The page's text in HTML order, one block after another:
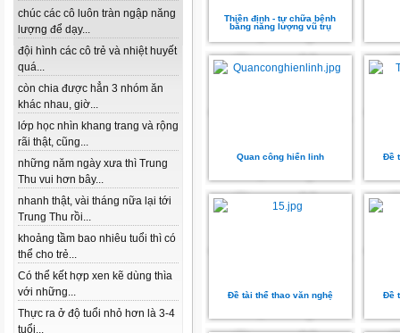
chúc các cô luôn tràn ngập năng
lượng để dạy...
đội hình các cô trẻ và nhiệt huyết
quá...
còn chia được hẳn 3 nhóm ăn
khác nhau, giờ...
lớp học nhìn khang trang và rộng
rãi thật, cũng...
những năm ngày xưa thì Trung
Thu vui hơn bây...
nhanh thật, vài tháng nữa lại tới
Trung Thu rồi...
khoảng tầm bao nhiêu tuổi thì có
thể cho trẻ...
Có thể kết hợp xen kẽ dùng thìa
với những...
Thực ra ở độ tuổi nhỏ hơn là 3-4
tuổi...
Thiền định - tự chữa bệnh
bằng năng lượng vũ trụ
Quan công hiển linh Đề
Đề tài thể thao văn nghệ Đề